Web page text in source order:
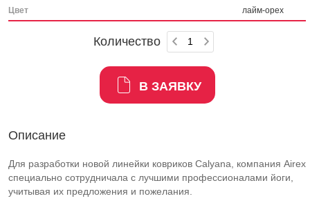
Цвет лайм-орех
Количество
В ЗАЯВКУ
Описание
Для разработки новой линейки ковриков Calyana, компания Airex
специально сотрудничала с лучшими профессионалами йоги,
учитывая их предложения и пожелания.